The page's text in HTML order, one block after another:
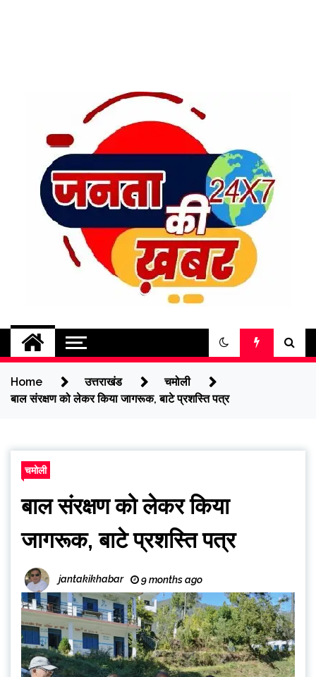
jantakikhabar
Home उत्तराखंड
चमोली
बाल संरक्षण को लेकर किया जागरूक, बाटे प्रशस्ति पत्र
चमोली
बाल संरक्षण को लेकर किया
जागरूक, बाटे प्रशस्ति पत्र
jantakikhabar 9 months ago